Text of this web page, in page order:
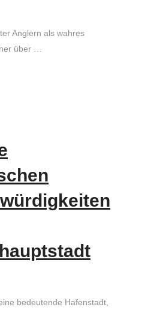
Anglern als wahres
über …
bedeutende Hafenstadt,